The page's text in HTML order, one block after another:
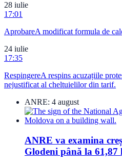
28 iulie
17:01
AprobareA modificat formula de
24 iulie
17:35
RespingereA respins acuzațiile
nejustificat al cheltuielilor din tarif.
ANRE: 4 august
ANRE va examina
Glodeni până la